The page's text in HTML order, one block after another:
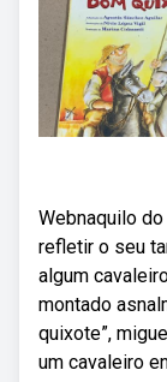
Webnaquilo
refletir o seu
algum
montado
quixote”,
um cavaleiro